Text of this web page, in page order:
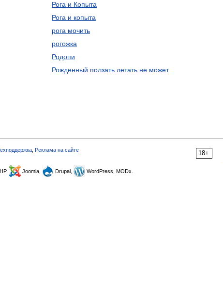
Рога и Копыта
Рога и копыта
рога мочить
рогожка
Родопи
Рожденный ползать летать не может
18+
Реклама на сайте
Joomla, Drupal, WordPress, MODx.